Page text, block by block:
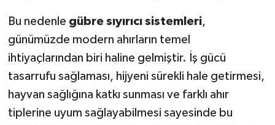
Bu nedenle gübre sıyırıcı sistemleri,
günümüzde modern ahırların temel
ihtiyaçlarından biri haline gelmiştir. İş gücü
tasarrufu sağlaması, hijyeni sürekli hale getirmesi,
hayvan sağlığına katkı sunması ve farklı ahır
tiplerine uyum sağlayabilmesi sayesinde bu